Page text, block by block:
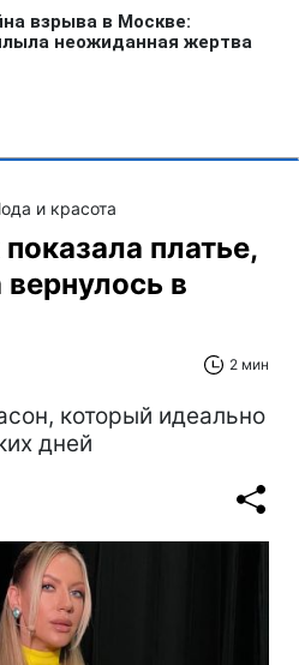
и красота
платье,
в
2 мин
который идеально
дней